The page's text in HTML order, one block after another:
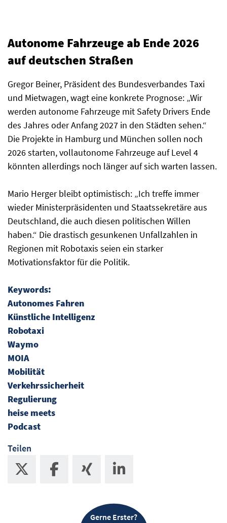
Autonome Fahrzeuge ab Ende 2026
auf deutschen Straßen
Gregor Beiner, Präsident des Bundesverbandes Taxi
und Mietwagen, wagt eine konkrete Prognose: „Wir
werden autonome Fahrzeuge mit Safety Drivers Ende
des Jahres oder Anfang 2027 in den Städten sehen.“
Die Projekte in Hamburg und München sollen noch
2026 starten, vollautonome Fahrzeuge auf Level 4
könnten allerdings noch länger auf sich warten lassen.
Mario Herger bleibt optimistisch: „Ich treffe immer
wieder Ministerpräsidenten und Staatssekretäre aus
Deutschland, die auch diesen politischen Willen
haben.“ Die drastisch gesunkenen Unfallzahlen in
Regionen mit Robotaxis seien ein starker
Motivationsfaktor für die Politik.
Keywords:
Autonomes Fahren
Künstliche Intelligenz
Robotaxi
Waymo
MOIA
Mobilität
Verkehrssicherheit
Regulierung
heise meets
Podcast
Teilen
Gerne Erster?